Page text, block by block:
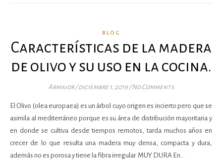
BLOG
Características de la madera
de olivo y su uso en la cocina.
Armaior /diciembre 1, 2019 /No Comments
El Olivo (olea europaea) es un árbol cuyo origen es incierto pero que se
asimila al mediterráneo porque es su área de distribución mayoritaria y
en donde se cultiva desde tiempos remotos, tarda muchos años en
crecer de lo que resulta una madera muy densa, compacta y dura,
además no es porosa y tiene la fibra irregular. MUY DURA En…